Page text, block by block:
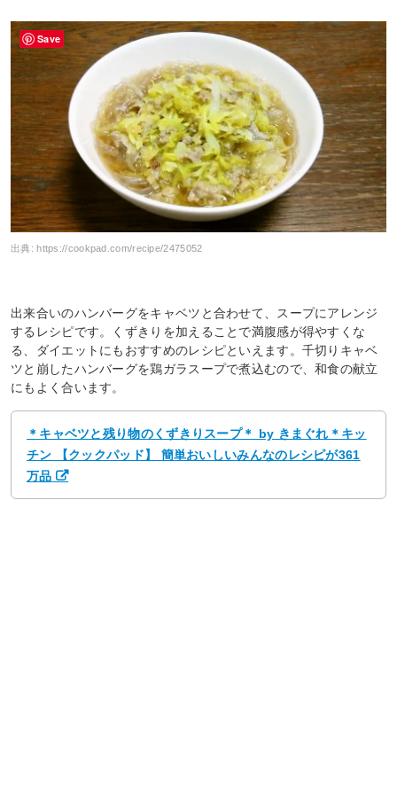
出典: https://cookpad.com/recipe/2475052
出来合いのハンバーグをキャベツと合わせて、スープにアレンジ
するレシピです。くずきりを加えることで満腹感が得やすくな
る、ダイエットにもおすすめのレシピといえます。千切りキャベ
ツと崩したハンバーグを鶏ガラスープで煮込むので、和食の献立
にもよく合います。
＊キャベツと残り物のくずきりスープ＊ by きまぐれ＊キッ
チン 【クックパッド】 簡単おいしいみんなのレシピが361
万品
Save